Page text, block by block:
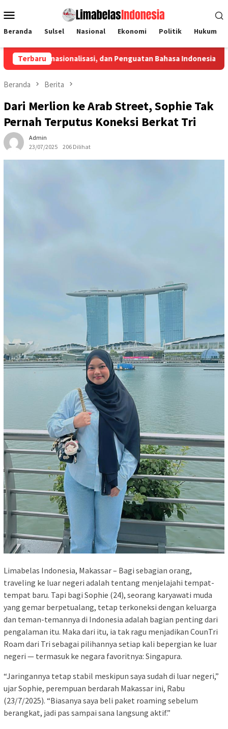
ke
Mobile
Beranda Sulsel Nasional Ekonomi Politik Hukum
Terbarudan Penguatan Bahasa Indonesia Penyaluran
Beranda Berita
Dari Merlion ke Arab Street, Sophie Tak
Pernah Terputus Koneksi Berkat Tri
Admin
23/07/2025
206 Dilihat
Limabelas Indonesia, Makassar – Bagi sebagian orang,
traveling ke luar negeri adalah tentang menjelajahi tempat-
tempat baru. Tapi bagi Sophie (24), seorang karyawati muda
yang gemar berpetualang, tetap terkoneksi dengan keluarga
dan teman-temannya di Indonesia adalah bagian penting dari
pengalaman itu. Maka dari itu, ia tak ragu menjadikan CounTri
Roam dari Tri sebagai pilihannya setiap kali bepergian ke luar
negeri — termasuk ke negara favoritnya: Singapura.
“Jaringannya tetap stabil meskipun saya sudah di luar negeri,”
ujar Sophie, perempuan berdarah Makassar ini, Rabu
(23/7/2025). “Biasanya saya beli paket roaming sebelum
berangkat, jadi pas sampai sana langsung aktif.”